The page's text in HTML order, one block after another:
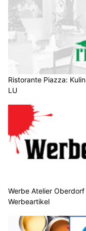
Ristorante Piazza:
LU
Werbe Atelier
Werbeartikel